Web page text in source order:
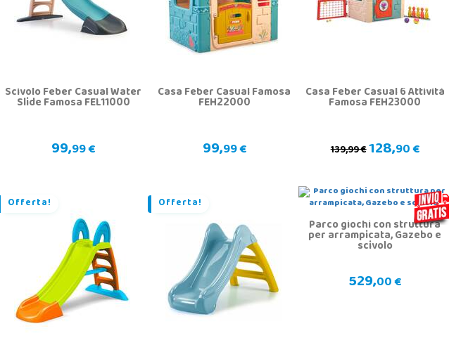
Scivolo Feber Casual Water
Slide Famosa FEL11000
99,99 €
Casa Feber Casual Famosa
FEH22000
99,99 €
Casa Feber Casual 6 Attività
Famosa FEH23000
139,99 €128,90 €
Offerta! Offerta!
Parco giochi con struttura
per arrampicata, Gazebo e
scivolo
529,00 €